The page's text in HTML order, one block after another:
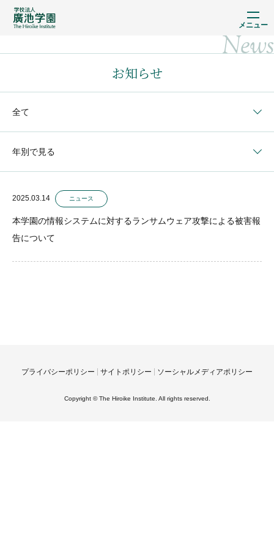
メニュー
News
お知らせ
全て
年別で見る
2025.03.14 ニュース
本学園の情報システムに対するランサムウェア攻撃による被害報
告について
プライバシーポリシー サイトポリシー ソーシャルメディアポリシー
Copyright © The Hiroike Institute. All rights reserved.